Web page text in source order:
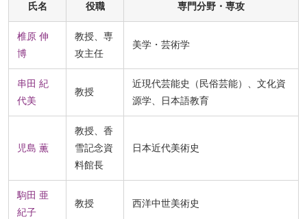
氏名 役職 専門分野・専攻
椎原 伸
博
教授、専
攻主任
美学・芸術学
串田 紀
代美
教授
近現代芸能史（民俗芸能）、文化資
源学、日本語教育
児島 薫
教授、香
雪記念資
料館長
日本近代美術史
駒田 亜
紀子
教授 西洋中世美術史
ジ